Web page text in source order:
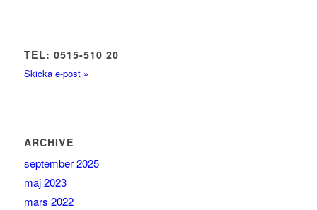
TEL: 0515-510 20
Skicka e-post »
ARCHIVE
september 2025
maj 2023
mars 2022